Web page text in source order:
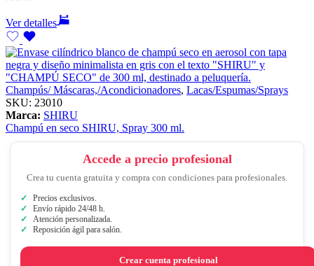
Ver detalles
Champús/ Máscaras,/Acondicionadores, Lacas/Espumas/Sprays
SKU: 23010
Marca: SHIRU
Champú en seco SHIRU, Spray 300 ml.
Accede a precio profesional
Crea tu cuenta gratuita y compra con condiciones para profesionales.
Precios exclusivos.
Envío rápido 24/48 h.
Atención personalizada.
Reposición ágil para salón.
Crear cuenta profesional